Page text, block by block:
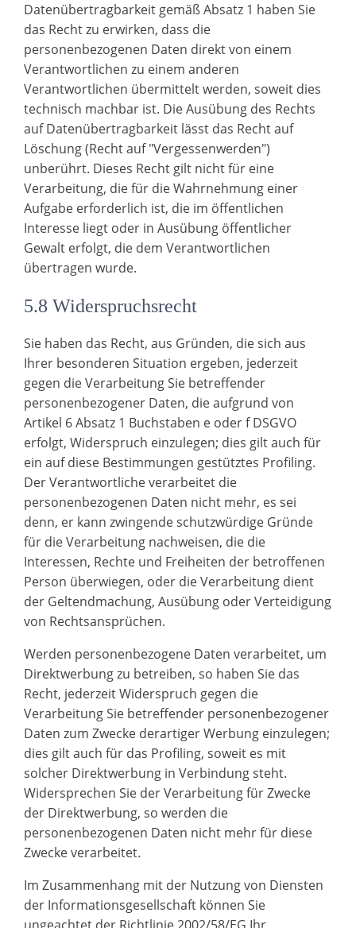
Datenübertragbarkeit gemäß Absatz 1 haben Sie
das Recht zu erwirken, dass die
personenbezogenen Daten direkt von einem
Verantwortlichen zu einem anderen
Verantwortlichen übermittelt werden, soweit dies
technisch machbar ist. Die Ausübung des Rechts
auf Datenübertragbarkeit lässt das Recht auf
Löschung (Recht auf "Vergessenwerden")
unberührt. Dieses Recht gilt nicht für eine
Verarbeitung, die für die Wahrnehmung einer
Aufgabe erforderlich ist, die im öffentlichen
Interesse liegt oder in Ausübung öffentlicher
Gewalt erfolgt, die dem Verantwortlichen
übertragen wurde.
5.8 Widerspruchsrecht
Sie haben das Recht, aus Gründen, die sich aus
Ihrer besonderen Situation ergeben, jederzeit
gegen die Verarbeitung Sie betreffender
personenbezogener Daten, die aufgrund von
Artikel 6 Absatz 1 Buchstaben e oder f DSGVO
erfolgt, Widerspruch einzulegen; dies gilt auch für
ein auf diese Bestimmungen gestütztes Profiling.
Der Verantwortliche verarbeitet die
personenbezogenen Daten nicht mehr, es sei
denn, er kann zwingende schutzwürdige Gründe
für die Verarbeitung nachweisen, die die
Interessen, Rechte und Freiheiten der betroffenen
Person überwiegen, oder die Verarbeitung dient
der Geltendmachung, Ausübung oder Verteidigung
von Rechtsansprüchen.
Werden personenbezogene Daten verarbeitet, um
Direktwerbung zu betreiben, so haben Sie das
Recht, jederzeit Widerspruch gegen die
Verarbeitung Sie betreffender personenbezogener
Daten zum Zwecke derartiger Werbung einzulegen;
dies gilt auch für das Profiling, soweit es mit
solcher Direktwerbung in Verbindung steht.
Widersprechen Sie der Verarbeitung für Zwecke
der Direktwerbung, so werden die
personenbezogenen Daten nicht mehr für diese
Zwecke verarbeitet.
Im Zusammenhang mit der Nutzung von Diensten
der Informationsgesellschaft können Sie